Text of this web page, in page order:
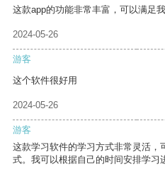
这款app的功能非常丰富，可以满足
2024-05-26
游客
这个软件很好用
2024-05-26
游客
这款学习软件的学习方式非常灵活，
式。我可以根据自己的时间安排学习